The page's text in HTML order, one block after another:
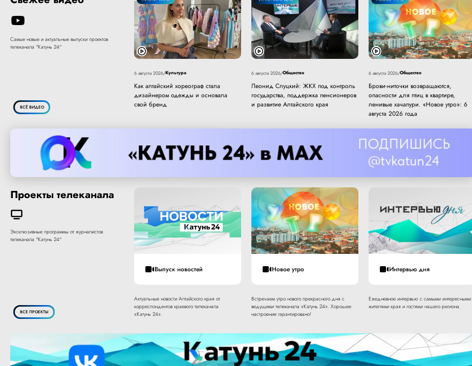
Самые новые и актуальные выпуски проектов
телеканала "Катунь 24"
ВСЁ ВИДЕО
6 августа 2026/Культура
Как алтайский хореограф стала
дизайнером одежды и основала
свой бренд
6 августа 2026/Общество
Леонид Слуцкий: ЖКХ под контроль
государства, поддержка пенсионеров
и развитие Алтайского края
6 августа 2026/Общество
Брови-ниточки возвращаются,
опасности для птиц в квартире,
ленивые хачапури. «Новое утро»: 6
августа 2026 года
Проекты телеканала
Эксклюзивные программы от журналистов
телеканала "Катунь 24"
ВСЕ ПРОЕКТЫ
Выпуск новостей
Актуальные новости Алтайского края от
корреспондентов краевого телеканала
«Катунь 24».
Новое утро
Встречаем утро нового прекрасного дня с
ведущими телеканала «Катунь 24». Хорошее
настроение гарантировано!
Интервью дня
Ежедневное интервью с самыми интересными
жителями края и гостями нашего региона.